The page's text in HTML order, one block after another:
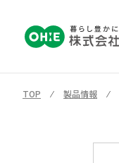
TOP ⁄ 製品情報 ⁄